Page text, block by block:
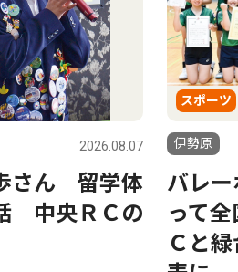
2026.08.07
さん 留学体
中央ＲＣの
スポーツ
伊勢原
バレ
って
Ｃと